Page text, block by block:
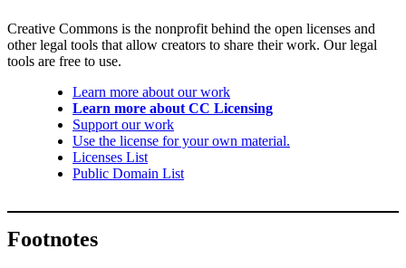
Creative Commons is the nonprofit behind the open licenses and
other legal tools that allow creators to share their work. Our legal
tools are free to use.
Learn more about our work
Learn more about CC Licensing
Support our work
Use the license for your own material.
Licenses List
Public Domain List
Footnotes